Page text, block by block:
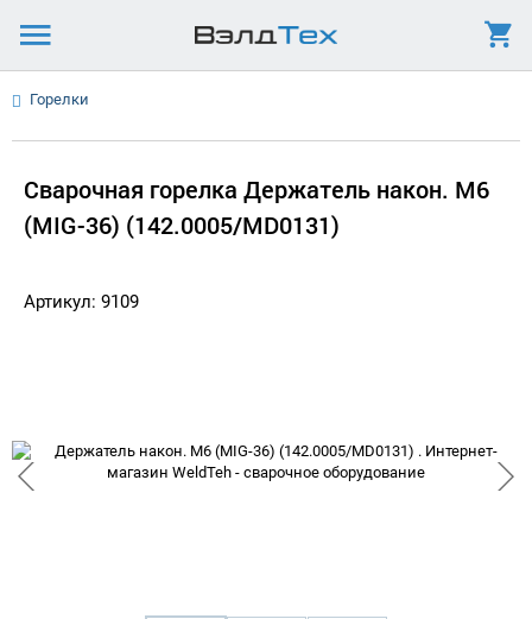
Горелки
Сварочная горелка Держатель након. M6
(MIG-36) (142.0005/MD0131)
Артикул: 9109